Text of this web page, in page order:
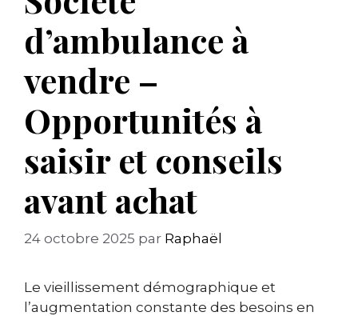
d’ambulance à
vendre –
Opportunités à
saisir et conseils
avant achat
24 octobre 2025 par Raphaël
Le vieillissement démographique et
l’augmentation constante des besoins en